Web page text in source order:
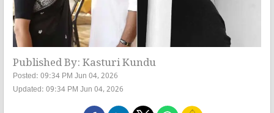
Published By: Kasturi Kundu
Posted: 09:34 PM Jun 04, 2026
Updated: 09:34 PM Jun 04, 2026